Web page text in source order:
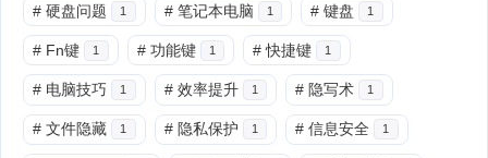
# 硬盘问题 1 # 笔记本电脑 1 # 键盘 1
# Fn键 1 # 功能键 1 # 快捷键 1
# 电脑技巧 1 # 效率提升 1 # 隐写术 1
# 文件隐藏 1 # 隐私保护 1 # 信息安全 1